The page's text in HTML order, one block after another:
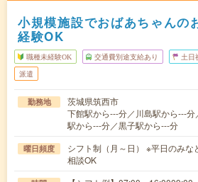
小規模施設でおばあちゃんの
経験OK
職種未経験OK 交通費別途支給あり 土日
派遣
勤務地
茨城県筑西市
下館駅から---分／川島駅から---
駅から---分／黒子駅から---分
曜日頻度
シフト制（月～日） ※平日のみな
相談OK